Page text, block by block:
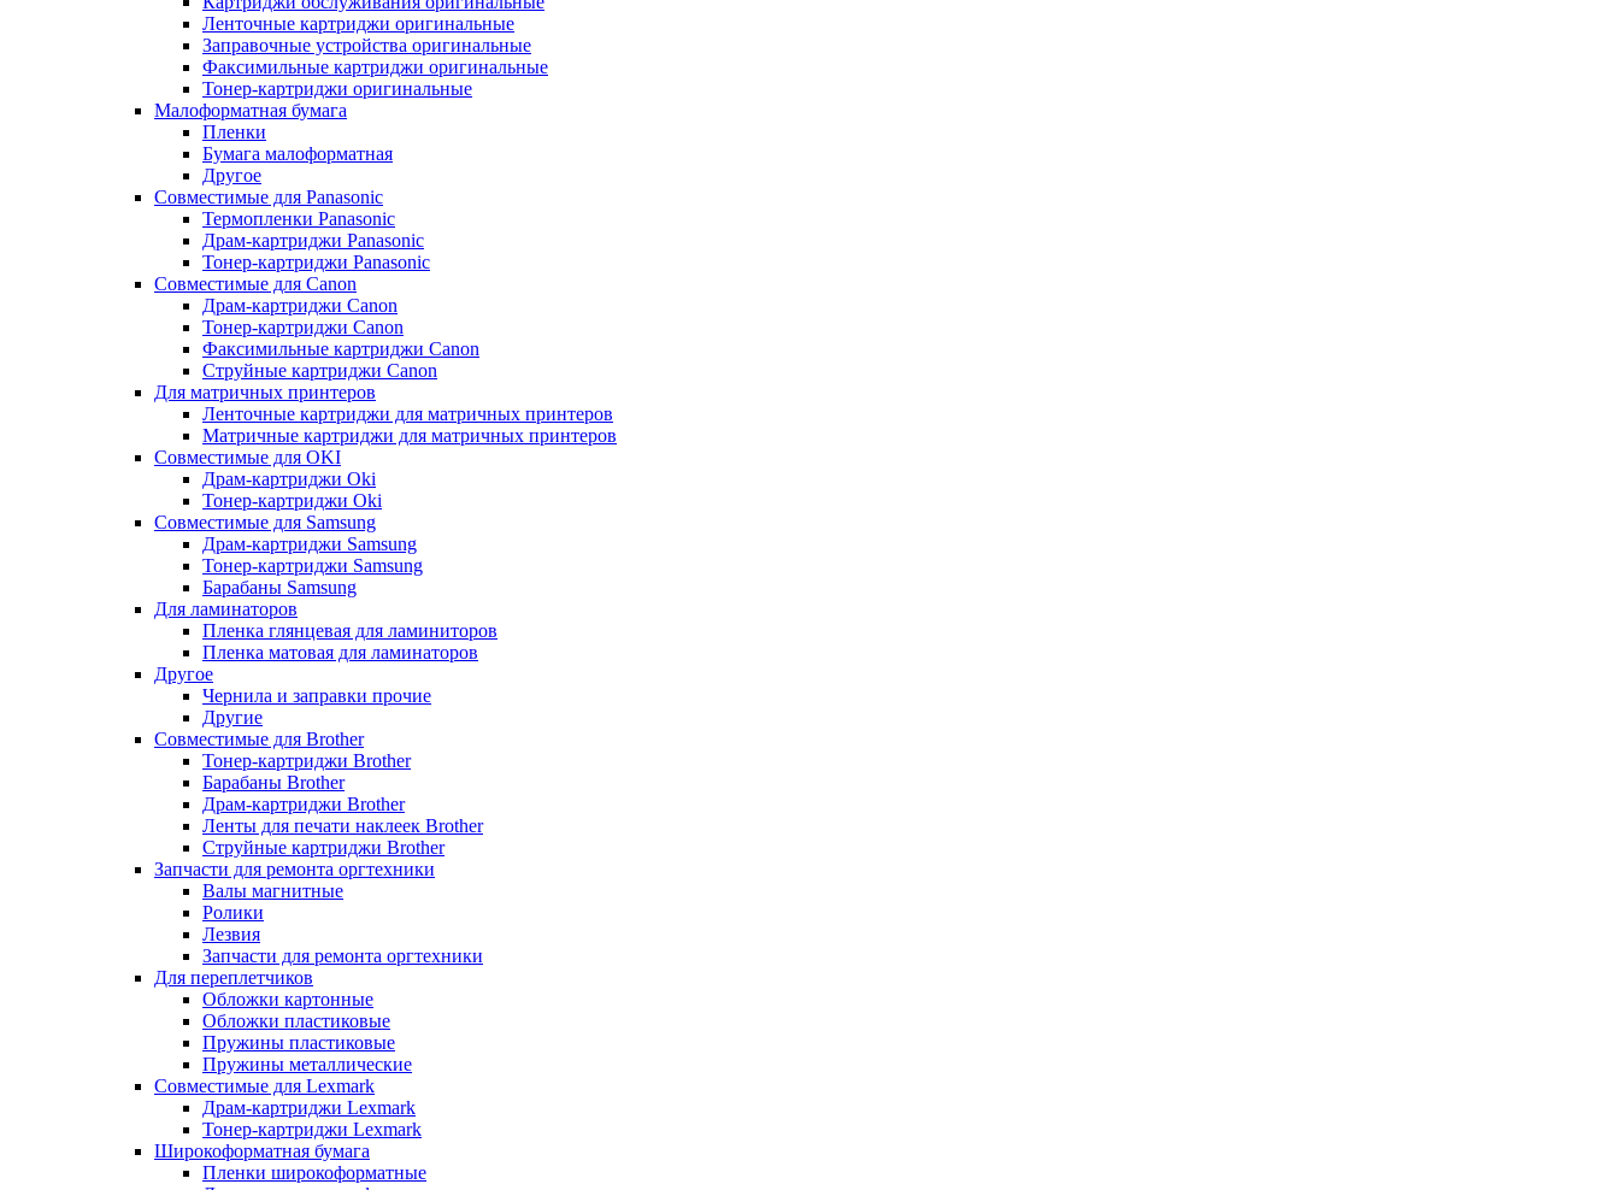
Ленточные картриджи оригинальные
Заправочные устройства оригинальные
Факсимильные картриджи оригинальные
Тонер-картриджи оригинальные
Малоформатная бумага
Пленки
Бумага малоформатная
Другое
Совместимые для Panasonic
Термопленки Panasonic
Драм-картриджи Panasonic
Тонер-картриджи Panasonic
Совместимые для Canon
Драм-картриджи Canon
Тонер-картриджи Canon
Факсимильные картриджи Canon
Струйные картриджи Canon
Для матричных принтеров
Ленточные картриджи для матричных принтеров
Матричные картриджи для матричных принтеров
Совместимые для OKI
Драм-картриджи Oki
Тонер-картриджи Oki
Совместимые для Samsung
Драм-картриджи Samsung
Тонер-картриджи Samsung
Барабаны Samsung
Для ламинаторов
Пленка глянцевая для ламиниторов
Пленка матовая для ламинаторов
Другое
Чернила и заправки прочие
Другие
Совместимые для Brother
Тонер-картриджи Brother
Барабаны Brother
Драм-картриджи Brother
Ленты для печати наклеек Brother
Струйные картриджи Brother
Запчасти для ремонта оргтехники
Валы магнитные
Ролики
Лезвия
Запчасти для ремонта оргтехники
Для переплетчиков
Обложки картонные
Обложки пластиковые
Пружины пластиковые
Пружины металлические
Совместимые для Lexmark
Драм-картриджи Lexmark
Тонер-картриджи Lexmark
Широкоформатная бумага
Пленки широкоформатные